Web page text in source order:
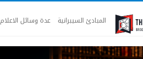
المبادئ السيبرانية عدة وسائل الاعلام